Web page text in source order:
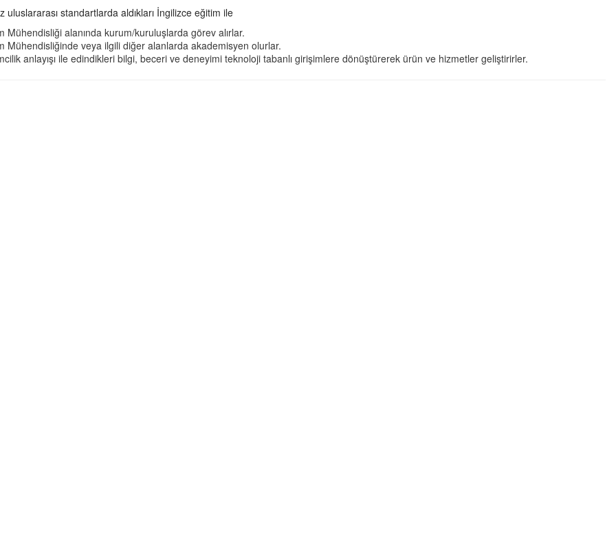
uluslararası standartlarda aldıkları İngilizce eğitim ile
Mühendisliği alanında kurum/kuruluşlarda görev alırlar.
Mühendisliğinde veya ilgili diğer alanlarda akademisyen olurlar.
anlayışı ile edindikleri bilgi, beceri ve deneyimi teknoloji tabanlı girişimlere dönüştürerek ürün ve hizmetler geliştirirler.